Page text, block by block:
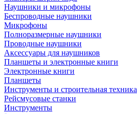
Наушники и микрофоны
Беспроводные наушники
Микрофоны
Полноразмерные наушники
Проводные наушники
Аксессуары для наушников
Планшеты и электронные книги
Электронные книги
Планшеты
Инструменты и строительная техника
Рейсмусовые станки
Инструменты